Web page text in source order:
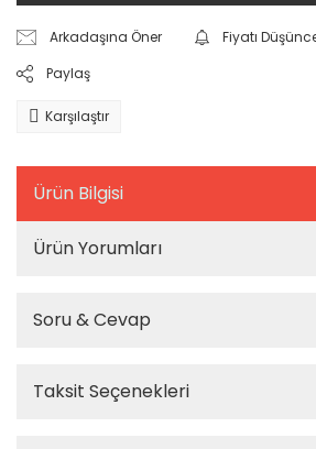
Arkadaşına Öner
Fiyatı
Paylaş
Karşılaştır
Ürün Bilgisi
Ürün Yorumları
Soru & Cevap
Taksit Seçenekleri